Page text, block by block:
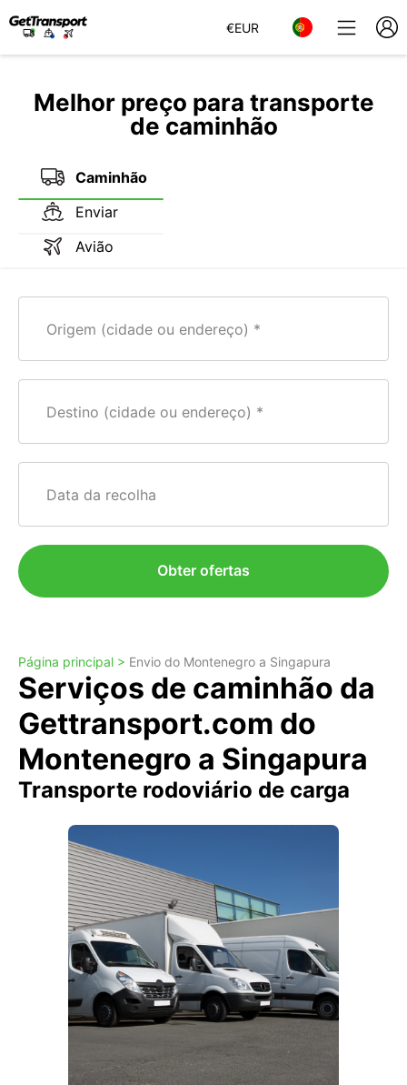
€EUR
Melhor preço para transporte
de caminhão
Caminhão
Enviar
Avião
Origem (cidade ou endereço)
Destino (cidade ou endereço)
Data da recolha
Obter ofertas
Página principal > Envio do Montenegro a Singapura
Serviços de caminhão da
Gettransport.com do
Montenegro a Singapura
Transporte rodoviário de carga